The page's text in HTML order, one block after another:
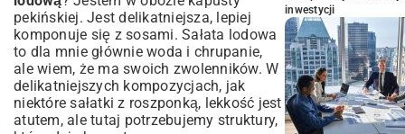
pekińskiej. Jest delikatniejsza, lepiej
komponuje się z sosami. Sałata lodowa
to dla mnie głównie woda i chrupanie,
ale wiem, że ma swoich zwolenników. W
delikatniejszych kompozycjach, jak
niektóresałatki z roszponką, lekkość jest
atutem, ale tutaj potrzebujemy struktury,
inwestycji